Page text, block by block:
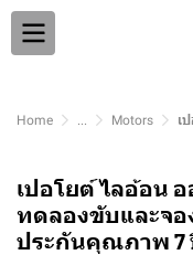
Home ... Motors เปอโ
เปอโยต์ ไลอ้อน
ทดลองขับและจอ
ประกันคุณภาพ 7